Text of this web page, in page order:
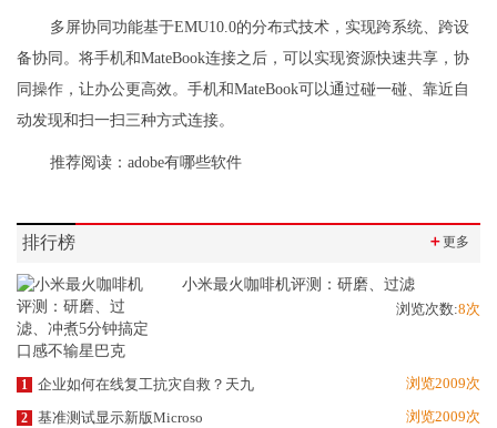
多屏协同功能基于EMU10.0的分布式技术，实现跨系统、跨设
备协同。将手机和MateBook连接之后，可以实现资源快速共享，协
同操作，让办公更高效。手机和MateBook可以通过碰一碰、靠近自
动发现和扫一扫三种方式连接。
推荐阅读： adobe有哪些软件
排行榜 ＋更多
小米最火咖啡机评测：研磨、过滤
浏览次数:8次
1 企业如何在线复工抗灾自救？天九 浏览2009次
2 基准测试显示新版Microso 浏览2009次